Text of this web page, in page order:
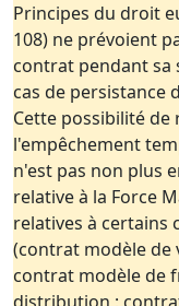
Principes du droit
108) ne prévoient
contrat pendant sa
cas de persistance
Cette possibilité
l'empêchement
n'est pas non plus
relative à la Force
relatives à
(contrat modèle de
contrat modèle de